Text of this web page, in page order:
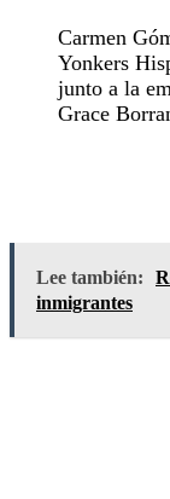
Carmen
Yonkers
junto a la
Grace
Lee también:
inmigrantes